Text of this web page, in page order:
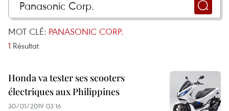
MOT CLÉ: PANASONIC CORP.
1 Résultat
Honda va tester ses scooters
électriques aux Philippines
30/01/2019 03:16